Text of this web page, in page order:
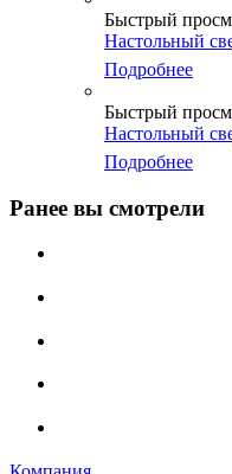
Быстрый
Настольный
Подробнее
Быстрый
Настольный
Подробнее
Ранее вы смотрели